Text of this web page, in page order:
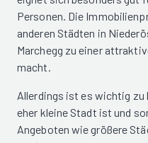
Personen. Die
anderen Städten in
Marchegg zu einer
macht.
Allerdings ist es wichtig zu
eher kleine Stadt ist und
Angeboten wie größere